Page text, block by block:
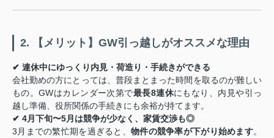
2. 【メリット】GW引っ越しがオススメな理由
✔ 連休中にゆっくり内見・荷造り・手続きができる
会社勤めの方にとっては、普段まとまった時間を取るのが難しい
もの。GWはカレンダー次第で最長8連休にもなり、内見や引っ
越し準備、役所関係の手続きにも余裕が持てます。
✔ 4月下旬〜5月は競争が少なく、家賃交渉も◎
3月までの繁忙期を過ぎると、 物件の競争率が下がり始めます。